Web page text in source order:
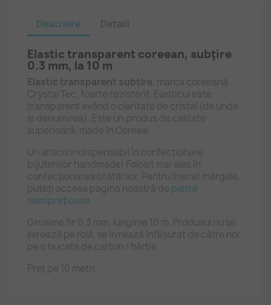
Descriere Detalii
Elastic transparent coreean, subțire
0.3 mm, la 10 m
Elastic transparent subțire, marca coreeană
Crystal Tec, foarte rezistent. Elasticul este
transparent având o claritate de cristal (de unde
și denumirea). Este un produs de calitate
superioară, made în Coreea.
Un articol indispensabil în confecționare
bijuteriilor handmade! Folosit mai ales în
confecționarea brățărilor. Pentru înșirat mărgele,
puteți accesa pagina noastră de pietre
semiprețioase
Grosime fir 0,3 mm, lungime 10 m. Produsul nu se
livrează pe rolă, se livrează înfășurat de către noi
pe o bucata de carton / hârtie.
Preț pe 10 metri.